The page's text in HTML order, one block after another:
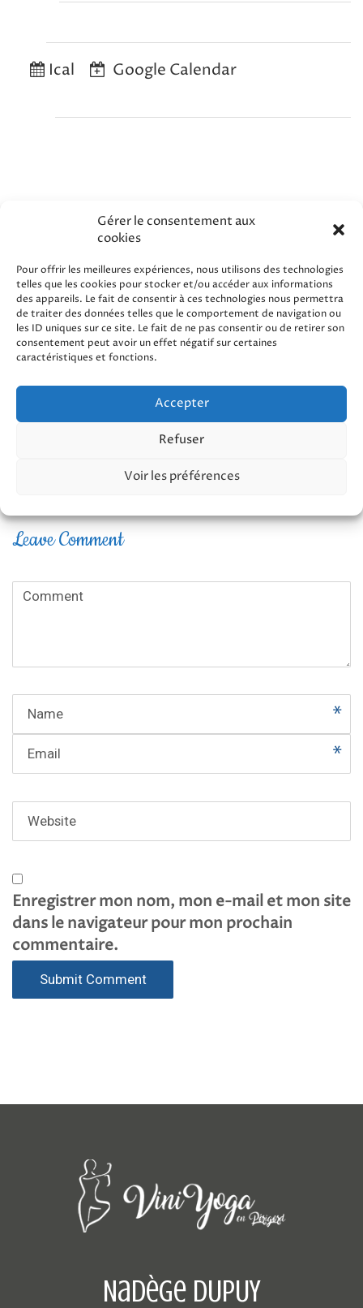
Gérer le consentement aux
cookies
Pour offrir les meilleures expériences, nous utilisons des technologies
telles que les cookies pour stocker et/ou accéder aux informations
des appareils. Le fait de consentir à ces technologies nous permettra
de traiter des données telles que le comportement de navigation ou
les ID uniques sur ce site. Le fait de ne pas consentir ou de retirer son
consentement peut avoir un effet négatif sur certaines
caractéristiques et fonctions.
Accepter
Refuser
Voir les préférences
Ical Google Calendar
Leave Comment
Comment
Name
Email
Website
Enregistrer mon nom, mon e-mail et mon site
dans le navigateur pour mon prochain
commentaire.
Nadège DUPUY